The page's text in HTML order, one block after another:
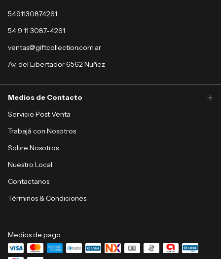
5491130874261
54 9 11 3087-4261
ventas@giftcollection.com.ar
Av. del Libertador 6562 Nuñez
Medios de Contacto
Servicio Post Venta
Trabajá con Nosotros
Sobre Nosotros
Nuestro Local
Contactanos
Términos & Condiciones
Medios de pago